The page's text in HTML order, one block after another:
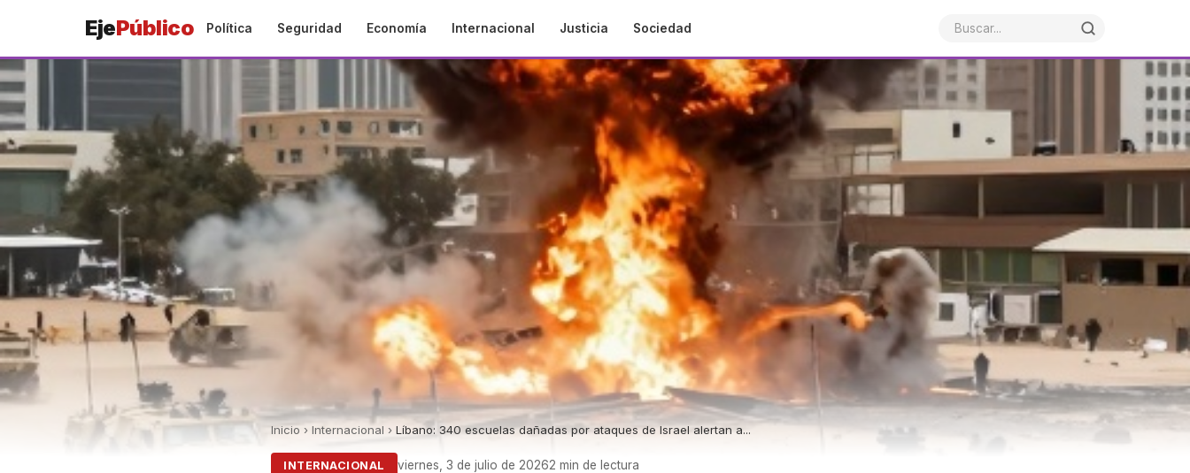
EjePúblico Política Seguridad Economía Internacional Justicia Sociedad
Inicio › Internacional › Líbano: 340 escuelas dañadas por ataques de Israel alertan a...
INTERNACIONAL viernes, 3 de julio de 20262 min de lectura